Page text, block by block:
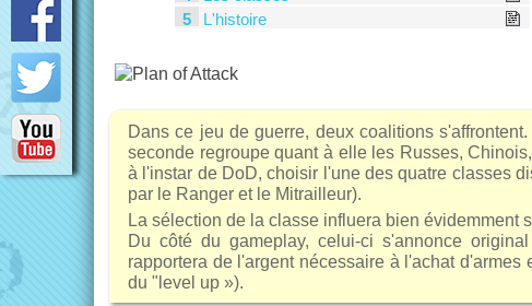
5
L'histoire
Dans ce jeu de guerre, deux coalitions
seconde regroupe quant à elle les Russes,
à l'instar de DoD, choisir l'une des quatre classes
par le Ranger et le Mitrailleur).
La sélection de la classe influera bien évidemment
Du côté du gameplay, celui-ci s'annonce
rapportera de l'argent nécessaire à l'achat
du "level up »).